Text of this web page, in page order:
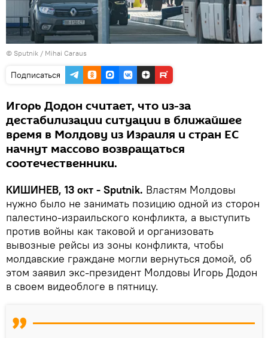
© Sputnik / Mihai Caraus
Подписаться
Игорь Додон считает, что из-за
дестабилизации ситуации в ближайшее
время в Молдову из Израиля и стран ЕС
начнут массово возвращаться
соотечественники.
КИШИНЕВ, 13 окт - Sputnik. Властям Молдовы
нужно было не занимать позицию одной из сторон
палестино-израильского конфликта, а выступить
против войны как таковой и организовать
вывозные рейсы из зоны конфликта, чтобы
молдавские граждане могли вернуться домой, об
этом заявил экс-президент Молдовы Игорь Додон
в своем видеоблоге в пятницу.